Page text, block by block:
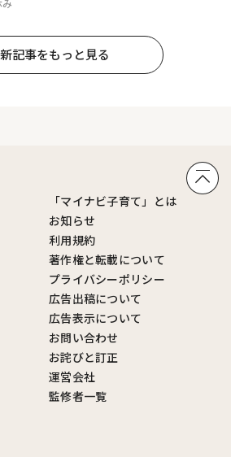
記事をもっと見る
「マイナビ子育て」とは
お知らせ
利用規約
著作権と転載について
プライバシーポリシー
広告出稿について
広告表示について
お問い合わせ
お詫びと訂正
運営会社
監修者一覧